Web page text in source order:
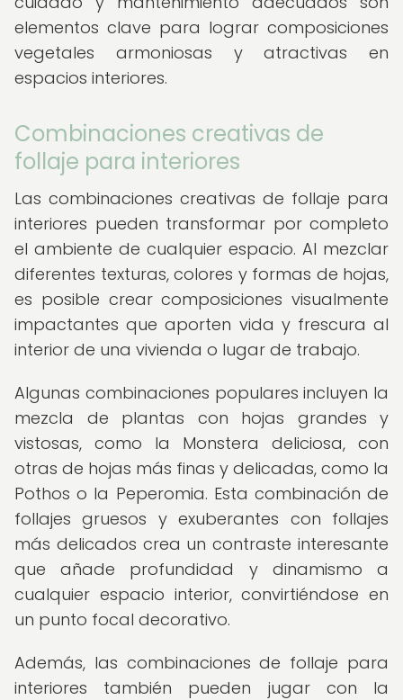
elementos clave para lograr composiciones
vegetales armoniosas y atractivas en
espacios interiores.
Combinaciones creativas de
follaje para interiores
Las combinaciones creativas de follaje para
interiores pueden transformar por completo
el ambiente de cualquier espacio. Al mezclar
diferentes texturas, colores y formas de hojas,
es posible crear composiciones visualmente
impactantes que aporten vida y frescura al
interior de una vivienda o lugar de trabajo.
Algunas combinaciones populares incluyen la
mezcla de plantas con hojas grandes y
vistosas, como la Monstera deliciosa, con
otras de hojas más finas y delicadas, como la
Pothos o la Peperomia. Esta combinación de
follajes gruesos y exuberantes con follajes
más delicados crea un contraste interesante
que añade profundidad y dinamismo a
cualquier espacio interior, convirtiéndose en
un punto focal decorativo.
Además, las combinaciones de follaje para
interiores también pueden jugar con la